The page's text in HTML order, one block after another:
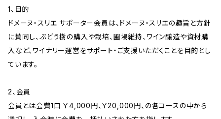
1、目的
ドメーヌ・スリエ サポーター会員は、ドメーヌ・スリエの趣旨と方針
に賛同し、ぶどう樹の購入や栽培、圃場維持、ワイン醸造や資材購
入など、ワイナリー運営をサポート・ご支援いただくことを目的とし
ています。
2、会員
会員とは会費1口 ￥4,000円、￥20,000円、の各コースの中から